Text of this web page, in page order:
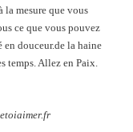
la mesure que vous
ce que vous pouvez
douceur.de la haine
temps. Allez en Paix.